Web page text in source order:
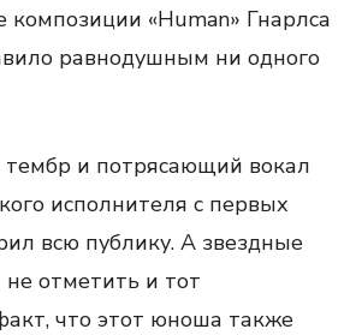
композиции «Human» Гнарлса
равнодушным ни одного
и потрясающий вокал
исполнителя с первых
всю публику. А звездные
отметить и тот
что этот юноша также